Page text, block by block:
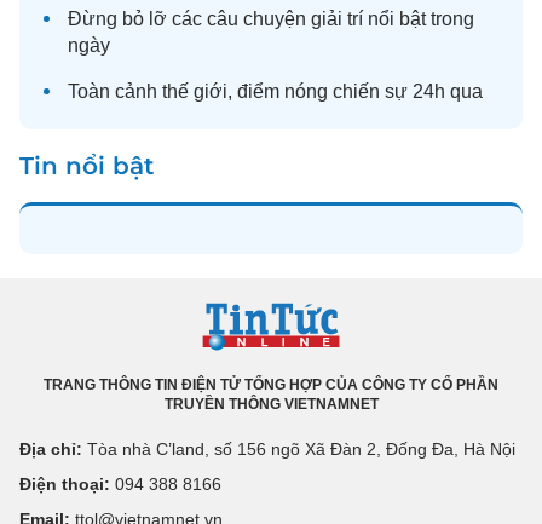
Đừng bỏ lỡ các câu chuyện giải trí nổi bật trong
ngày
Toàn cảnh thế giới, điểm nóng chiến sự 24h qua
Tin nổi bật
TRANG THÔNG TIN ĐIỆN TỬ TỔNG HỢP CỦA CÔNG TY CỔ PHẦN
TRUYỀN THÔNG VIETNAMNET
Địa chỉ: Tòa nhà C’land, số 156 ngõ Xã Đàn 2, Đống Đa, Hà Nội
Điện thoại: 094 388 8166
Email: ttol@vietnamnet.vn